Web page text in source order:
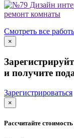
ремонт комнаты
Смотреть все
×
и получите
Зарегистрироваться
×
Рассчитайте